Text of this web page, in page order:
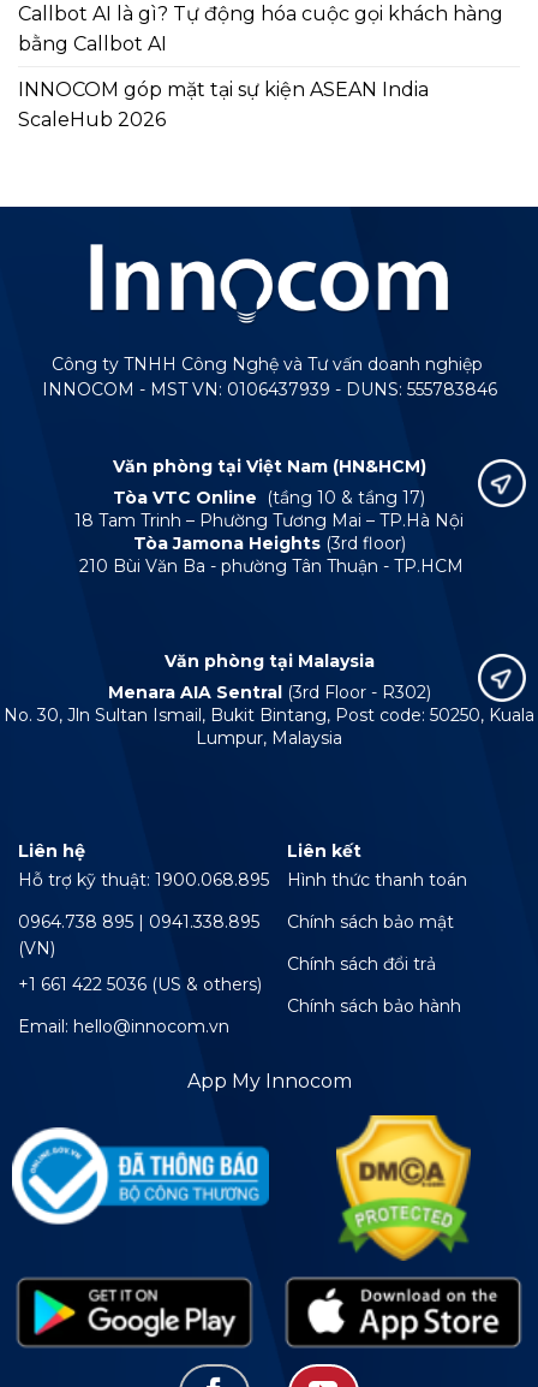
Callbot AI là gì? Tự động hóa cuộc gọi khách hàng
bằng Callbot AI
INNOCOM góp mặt tại sự kiện ASEAN India
ScaleHub 2026
Công ty TNHH Công Nghệ và Tư vấn doanh nghiệp
INNOCOM - MST VN: 0106437939 - DUNS: 555783846
Văn phòng tại Việt Nam (HN&HCM)
Tòa VTC Online
(tầng 10 & tầng 17)
18 Tam Trinh – Phường Tương Mai – TP.Hà Nội
Tòa Jamona Heights (3rd floor)
210 Bùi Văn Ba - phường Tân Thuận - TP.HCM
Văn phòng tại Malaysia
Menara AIA Sentral (3rd Floor - R302)
No. 30, Jln Sultan Ismail, Bukit Bintang, Post code: 50250, Kuala
Lumpur, Malaysia
Liên hệ
Hỗ trợ kỹ thuật: 1900.068.895
0964.738 895 | 0941.338.895
(VN)
+1 661 422 5036 (US & others)
Email: hello@innocom.vn
Liên kết
Hình thức thanh toán
Chính sách bảo mật
Chính sách đổi trả
Chính sách bảo hành
App My Innocom